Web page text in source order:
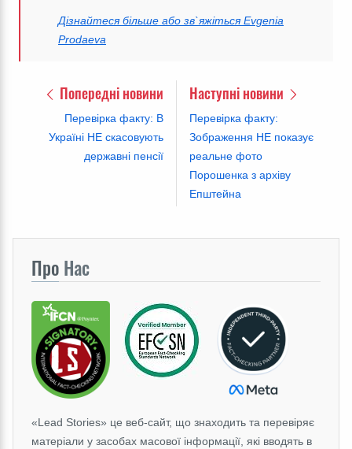
Дізнайтеся більше або зв`яжіться Evgenia
Prodaeva
Попередні новини
Перевірка факту: В
Україні НЕ скасовують
державні пенсії
Наступні новини
Перевірка факту:
Зображення НЕ показує
реальне фото
Порошенка з архіву
Епштейна
Про Нас
«Lead Stories» це веб-сайт, що знаходить та перевіряє
матеріали у засобах масової інформації, які вводять в